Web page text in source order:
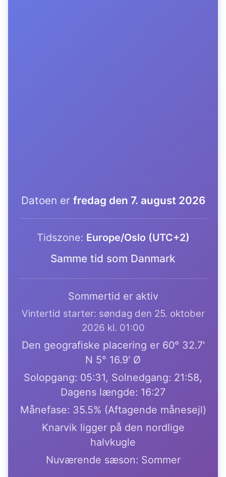
Datoen er fredag den 7. august 2026
Tidszone: Europe/Oslo (UTC+2)
Samme tid som Danmark
Sommertid er aktiv
Vintertid starter: søndag den 25. oktober
2026 kl. 01:00
Den geografiske placering er 60° 32.7'
N 5° 16.9' Ø
Solopgang: 05:31, Solnedgang: 21:58,
Dagens længde: 16:27
Månefase: 35.5% (Aftagende månesejl)
Knarvik ligger på den nordlige
halvkugle
Nuværende sæson: Sommer